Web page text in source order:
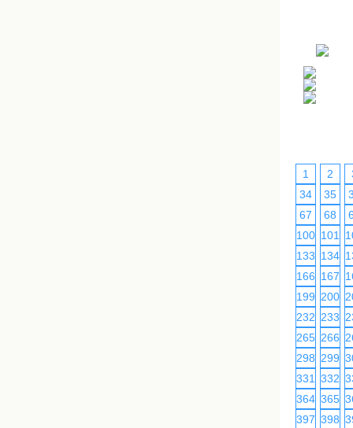
1 2
34
35
67
68
100 101
133 134
166 167
199 200
232 233
265 266
298 299
331
332
364 365
397 398